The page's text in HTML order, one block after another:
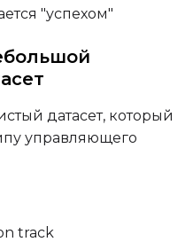
LoRA Scale
Height
"успехом"
датасет, который
управляющего
track